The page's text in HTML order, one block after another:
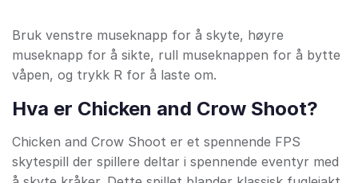
Bruk venstre museknapp for å skyte, høyre
museknapp for å sikte, rull museknappen for å bytte
våpen, og trykk R for å laste om.
Hva er Chicken and Crow Shoot?
Chicken and Crow Shoot er et spennende FPS
skytespill der spillere deltar i spennende eventyr med